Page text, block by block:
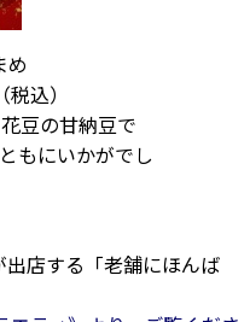
め
込）
豆の甘納豆で
もにいかがでし
店する「老舗にほんば